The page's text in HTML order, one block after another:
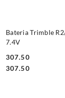
Bateria Trimble
7.4V
Cena:
307.50
Cena:
307.50